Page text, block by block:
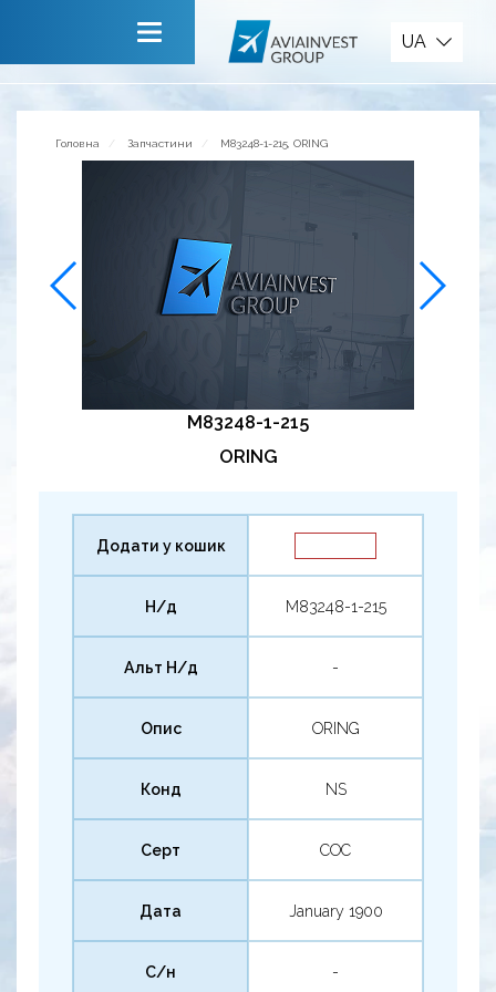
Зворотній зв’язок
UA
Головна Запчастини M83248-1-215, ORING
M83248-1-215
ORING
Додати у кошик
Н/д M83248-1-215
Альт Н/д -
Опис ORING
Конд NS
Серт COC
Дата January 1900
С/н -